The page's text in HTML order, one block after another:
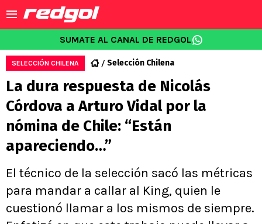
SUMATE AL CANAL DE REDGOL
SELECCIÓN CHILENA Selección Chilena
La dura respuesta de Nicolás
Córdova a Arturo Vidal por la
nómina de Chile: “Están
apareciendo…”
El técnico de la selección sacó las métricas
para mandar a callar al King, quien le
cuestionó llamar a los mismos de siempre.